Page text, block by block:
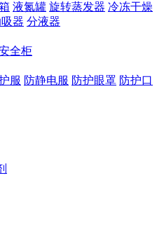
液氮罐 旋转蒸发器 冷冻干燥
吸器 分液器
全柜
服 防静电服 防护眼罩 防护口